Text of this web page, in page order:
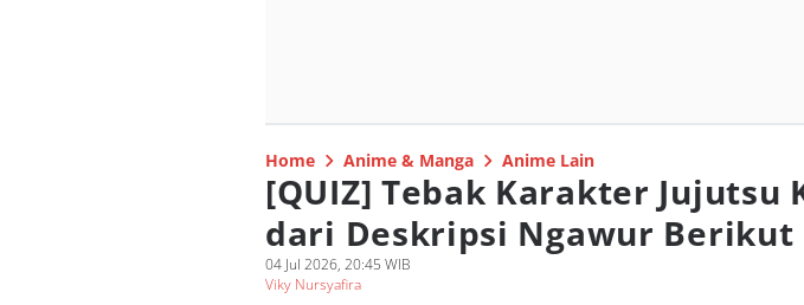
Home Anime & Manga Anime Lain
[QUIZ] Tebak Karakter Jujutsu
dari Deskripsi Ngawur Berikut
04 Jul 2026, 20:45 WIB
Viky Nursyafira